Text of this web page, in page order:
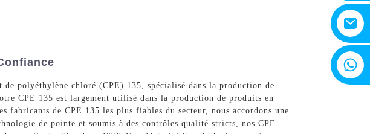
de polyéthylène chloré (CPE) 135, spécialisé dans la production de
CPE 135 est largement utilisé dans la production de produits en
de CPE 135 les plus fiables du secteur, nous accordons une
de pointe et soumis à des contrôles qualité stricts, nos CPE